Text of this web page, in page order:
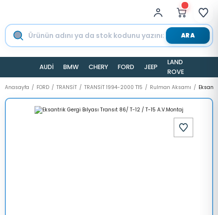
ARA
AUDİ BMW CHERY FORD JEEP
LAND
ROVER
Anasayfa FORD TRANSİT TRANSİT 1994-2000 T15 Rulman Aksamı